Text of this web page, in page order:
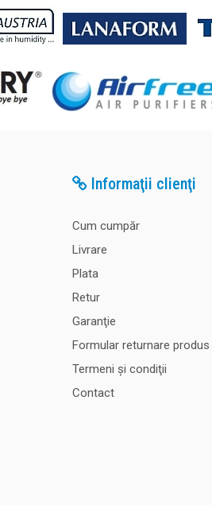
Informaţii clienţi
Cum cumpăr
Livrare
Plata
Retur
Garanţie
Formular returnare produs
Termeni şi condiţii
Contact